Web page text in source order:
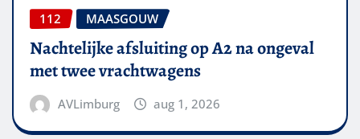
112 MAASGOUW
Nachtelijke afsluiting op A2 na ongeval
met twee vrachtwagens
AVLimburg aug 1, 2026